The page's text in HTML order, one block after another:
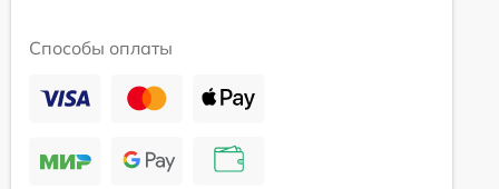
Способы оплаты